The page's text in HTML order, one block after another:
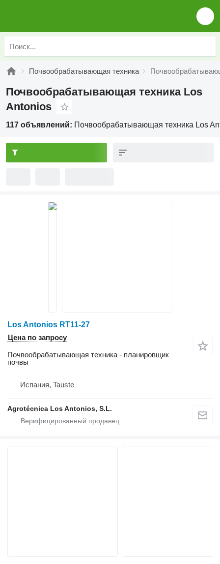
Почвообрабатывающая техника
Почвообрабатывающая техника Los
Antonios
117 объявлений: Почвообрабатывающая техника Los
Los Antonios RT11-27
Цена по запросу
Почвообрабатывающая техника - планировщик
почвы
Испания, Tauste
Agrotécnica Los Antonios, S.L.